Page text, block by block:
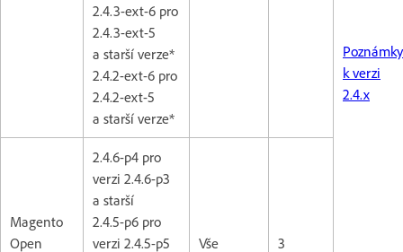
2.4.3-ext-6 pro
2.4.3-ext-5
a starší verze*
2.4.2-ext-6 pro
2.4.2-ext-5
a starší verze*
Poznámky
k verzi
2.4.x
Magento
Open
2.4.6-p4 pro
verzi 2.4.6-p3
a starší
2.4.5-p6 pro
verzi 2.4.5-p5
Vše 3